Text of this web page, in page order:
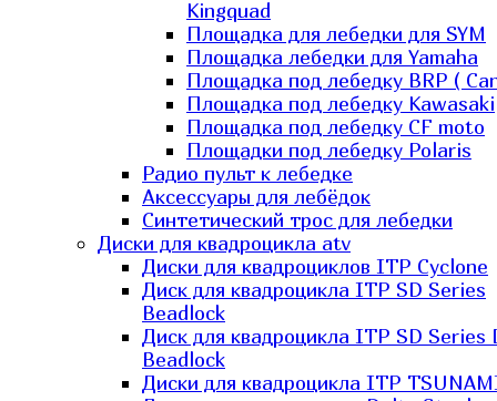
Kingquad
Площадка для лебедки для SYM
Площадка лебедки для Yamaha
Площадка под лебедку BRP (
Площадка под лебедку Kawasaki
Площадка под лебедку СF moto
Площадки под лебедку Polaris
Радио пульт к лебедке
Аксессуары для лебёдок
Синтетический трос для лебедки
Диски для квадроцикла atv
Диски для квадроциклов ITP Cyclone
Диск для квадроцикла ITP SD Series
Beadlock
Диск для квадроцикла ITP SD Series
Beadlock
Диски для квадроцикла ITP